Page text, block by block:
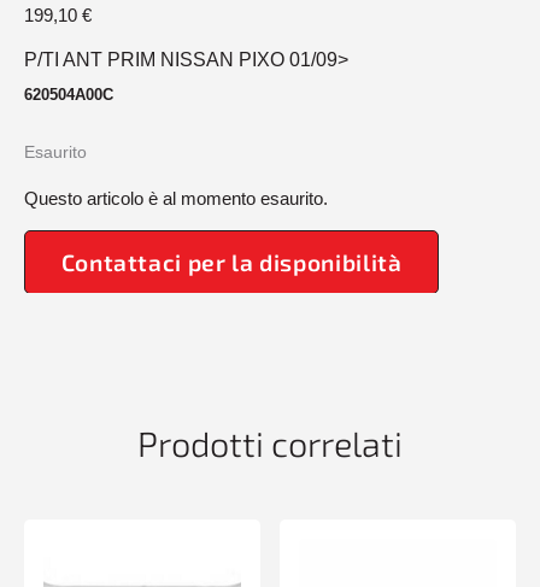
199,10 €
P/TI ANT PRIM NISSAN PIXO 01/09>
620504A00C
Esaurito
Questo articolo è al momento esaurito.
Contattaci per la disponibilità
Prodotti correlati